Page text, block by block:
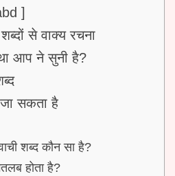
]
से वाक्य रचना
आप ने सुनी है?
सकता है
शब्द कौन सा है?
होता है?